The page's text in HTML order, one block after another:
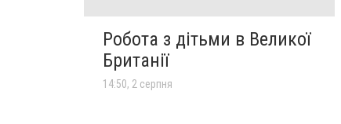
Робота з дітьми в Великої
Британії
14:50, 2 серпня